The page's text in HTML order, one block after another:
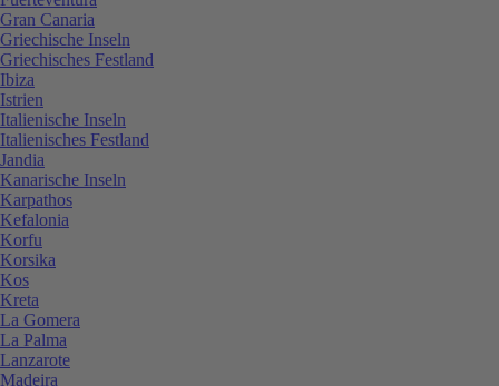
Gran Canaria
Griechische Inseln
Griechisches Festland
Ibiza
Istrien
Italienische Inseln
Italienisches Festland
Jandia
Kanarische Inseln
Karpathos
Kefalonia
Korfu
Korsika
Kos
Kreta
La Gomera
La Palma
Lanzarote
Madeira